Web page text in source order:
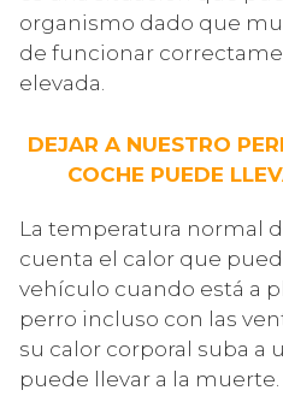
organismo dado que
de funcionar
elevada.
DEJAR A NUESTRO
COCHE PUEDE
La temperatura normal
cuenta el calor que
vehículo cuando está a
perro incluso con las
su calor corporal suba a
puede llevar a la muerte.